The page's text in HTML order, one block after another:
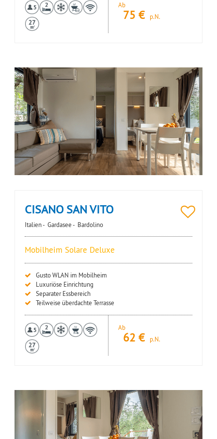
Ab
75 € p.N.
CISANO SAN VITO
Italien - Gardasee - Bardolino
Mobilheim Solare Deluxe
Gusto WLAN im Mobilheim
Luxuriöse Einrichtung
Separater Essbereich
Teilweise überdachte Terrasse
Ab
62 € p.N.